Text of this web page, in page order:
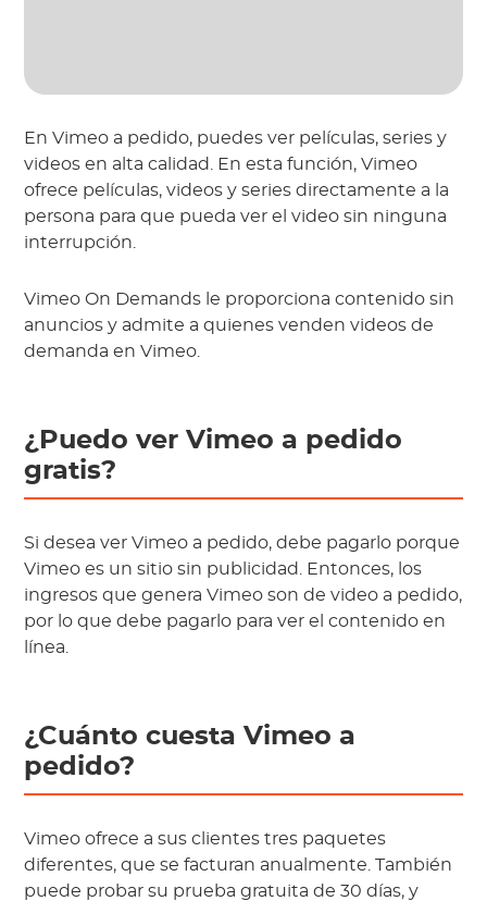
En Vimeo a pedido, puedes ver películas, series y
videos en alta calidad. En esta función, Vimeo
ofrece películas, videos y series directamente a la
persona para que pueda ver el video sin ninguna
interrupción.
Vimeo On Demands le proporciona contenido sin
anuncios y admite a quienes venden videos de
demanda en Vimeo.
¿Puedo ver Vimeo a pedido
gratis?
Si desea ver Vimeo a pedido, debe pagarlo porque
Vimeo es un sitio sin publicidad. Entonces, los
ingresos que genera Vimeo son de video a pedido,
por lo que debe pagarlo para ver el contenido en
línea.
¿Cuánto cuesta Vimeo a
pedido?
Vimeo ofrece a sus clientes tres paquetes
diferentes, que se facturan anualmente. También
puede probar su prueba gratuita de 30 días, y